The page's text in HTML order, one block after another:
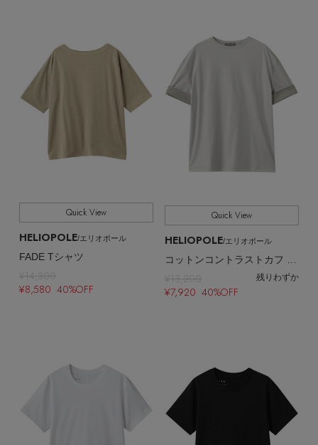
Quick View
HELIOPOLE/エリオポール
FADE Tシャツ
¥14,300
¥8,580 40%OFF
Quick View
HELIOPOLE/エリオポール
¥13,200 残りわずか
¥7,920 40%OFF